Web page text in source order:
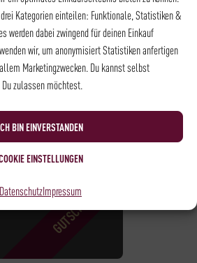
Kategorien einteilen: Funktionale, Statistiken &
werden dabei zwingend für deinen Einkauf
wir, um anonymisiert Statistiken anfertigen
Marketingzwecken. Du kannst selbst
zulassen möchtest.
BIN EINVERSTANDEN
EINSTELLUNGEN
DatenschutzImpressum
WEIN-
GUTSCHEIN